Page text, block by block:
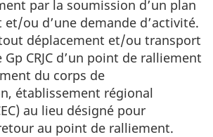
par la soumission d’un plan
et/ou d’une demande d’activité.
déplacement et/ou transport
Gp CRJC d’un point de ralliement
du corps de
établissement régional
au lieu désigné pour
au point de ralliement.